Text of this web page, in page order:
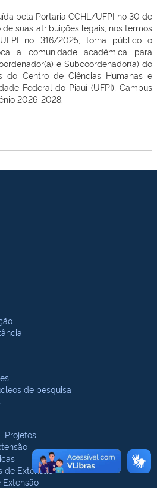
pela Portaria CCHL/UFPI no 30 de
suas atribuições legais, nos termos
no 316/2025, torna público o
a comunidade acadêmica para
e Subcoordenador(a) do
do Centro de Ciências Humanas e
Federal do Piauí (UFPI), Campus
2026-2028.
de pesquisa
Projetos
de Extensão
Extensão